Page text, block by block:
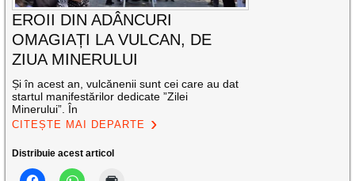
EROII DIN ADÂNCURI
OMAGIAȚI LA VULCAN, DE
ZIUA MINERULUI
Și în acest an, vulcănenii sunt cei care au dat
startul manifestărilor dedicate ”Zilei
Minerului”. În
CITEȘTE MAI DEPARTE
Distribuie acest articol